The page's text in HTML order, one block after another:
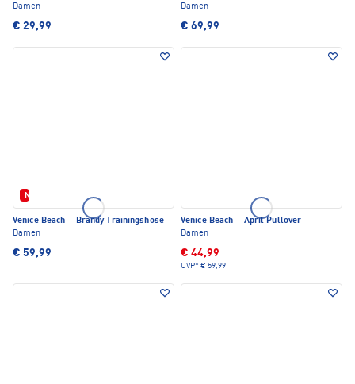
Damen
€ 29,99
Damen
€ 69,99
Neu
Venice Beach ·
Brandy Trainingshose
Damen
€ 59,99
Venice Beach · April Pullover
Damen
€ 44,99
UVP* € 59,99